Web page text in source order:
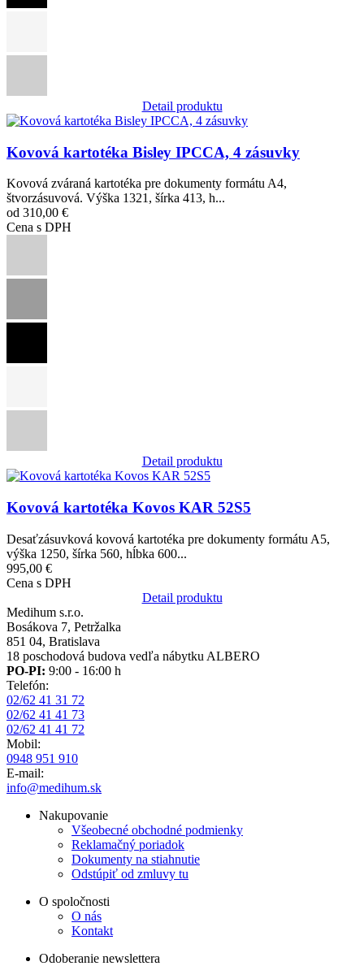
Detail produktu
Obrázok
Kovová kartotéka Bisley IPCCA, 4 zásuvky
Kovová zváraná kartotéka pre dokumenty formátu A4,
štvorzásuvová. Výška 1321, šírka 413, h...
od 310,00 €
Cena s DPH
Detail produktu
Obrázok
Kovová kartotéka Kovos KAR 52S5
Desaťzásuvková kovová kartotéka pre dokumenty formátu A5,
výška 1250, šírka 560, hĺbka 600...
995,00 €
Cena s DPH
Detail produktu
Medihum s.r.o.
Bosákova 7, Petržalka
851 04, Bratislava
18 poschodová budova vedľa nábytku ALBERO
PO-PI: 9:00 - 16:00 h
Telefón:
02/62 41 31 72
02/62 41 41 73
02/62 41 41 72
Mobil:
0948 951 910
E-mail:
info@medihum.sk
Nakupovanie
Všeobecné obchodné podmienky
Reklamačný poriadok
Dokumenty na stiahnutie
Odstúpiť od zmluvy tu
O spoločnosti
O nás
Kontakt
Odoberanie newslettera